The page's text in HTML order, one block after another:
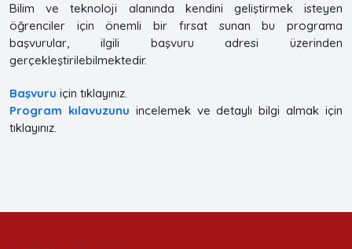
Bilim ve teknoloji alanında kendini geliştirmek isteyen
öğrenciler için önemli bir fırsat sunan bu programa
başvurular, ilgili başvuru adresi üzerinden
gerçekleştirilebilmektedir.
Başvuru için tıklayınız.
Program kılavuzunu incelemek ve detaylı bilgi almak için
tıklayınız.